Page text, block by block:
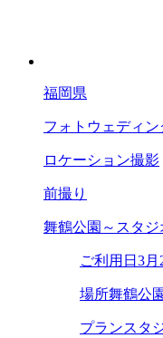
福岡県
フォトウェディン
ロケーション撮影
前撮り
舞鶴公園～スタジ
ご利用日 3月
場所舞鶴公
プランスタ